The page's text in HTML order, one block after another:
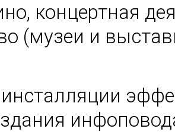
концертная
(музеи и